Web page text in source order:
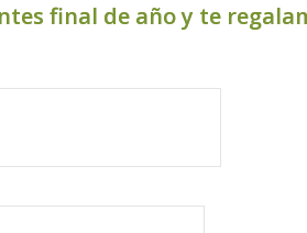
final de año y te